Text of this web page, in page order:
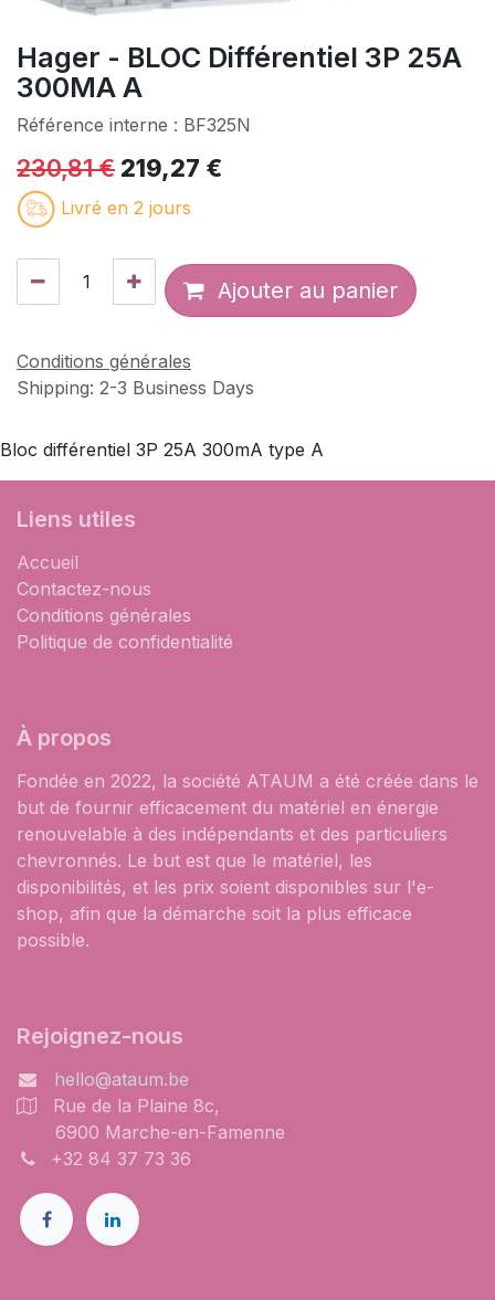
Hager - BLOC Différentiel 3P 25A
300MA A
Référence interne : BF325N
230,81€ 219,27 €
Livré en 2 jours
Ajouter au panier
Conditions générales
Shipping: 2-3 Business Days
Bloc différentiel 3P 25A 300mA type A
Liens utiles
Accueil
Contactez-nous
Conditions générales
Politique de confidentialité
À propos
Fondée en 2022, la société ATAUM a été créée dans le
but de fournir efficacement du matériel en énergie
renouvelable à des indépendants et des particuliers
chevronnés. Le but est que le matériel, les
disponibilités, et les prix soient disponibles sur l'e-
shop, afin que la démarche soit la plus efficace
possible.
Rejoignez-nous
hello@ataum.be
Rue de la Plaine 8c,
6900 Marche-en-Famenne
+32 84 37 73 36